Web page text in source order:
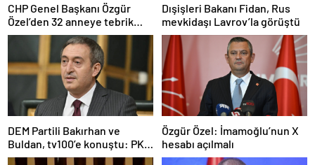
CHP Genel Başkanı Özgür
Özel’den 32 anneye tebrik
telefonu
Dışişleri Bakanı Fidan, Rus
mevkidaşı Lavrov’la görüştü
DEM Partili Bakırhan ve
Buldan, tv100’e konuştu: PKK
ne zaman kendini feshedecek
Özgür Özel: İmamoğlu’nun X
hesabı açılmalı